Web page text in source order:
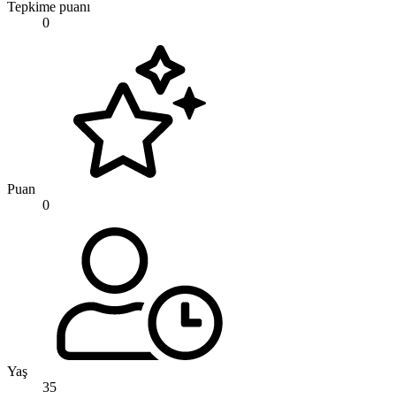
Tepkime puanı
0
Puan
0
Yaş
35